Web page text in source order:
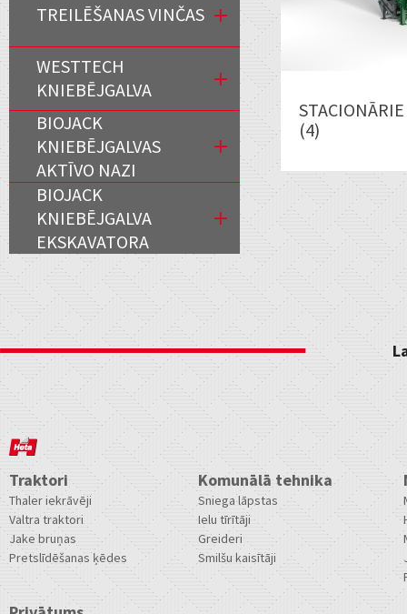
(4)
TREILĒŠANAS VINČAS
WESTTECH
KNIEBĒJGALVA
BIOJACK
KNIEBĒJGALVAS
AKTĪVO NAZI
BIOJACK
KNIEBĒJGALVA
EKSKAVATORA
Traktori
Thaler iekrāvēji
Valtra traktori
Jake bruņas
Pretslīdēšanas ķēdes
Komunālā tehnika
Sniega lāpstas
Ielu tīrītāji
Greideri
Smilšu kaisītāji